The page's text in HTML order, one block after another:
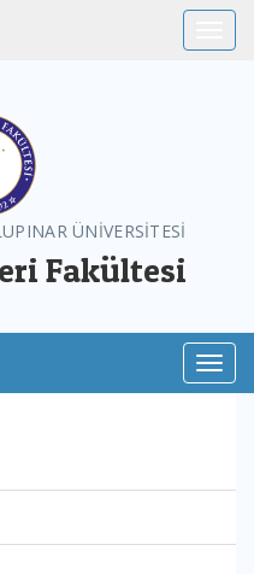
ÜNİVERSİTESİ
Fakültesi